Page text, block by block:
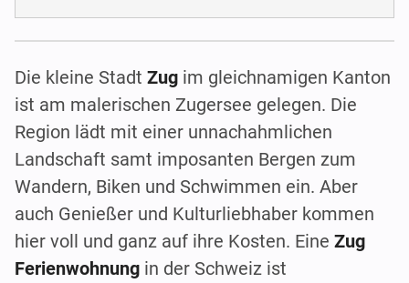
Die kleine Stadt Zug im gleichnamigen Kanton
ist am malerischen Zugersee gelegen. Die
Region lädt mit einer unnachahmlichen
Landschaft samt imposanten Bergen zum
Wandern, Biken und Schwimmen ein. Aber
auch Genießer und Kulturliebhaber kommen
hier voll und ganz auf ihre Kosten. Eine Zug
Ferienwohnung in der Schweiz ist